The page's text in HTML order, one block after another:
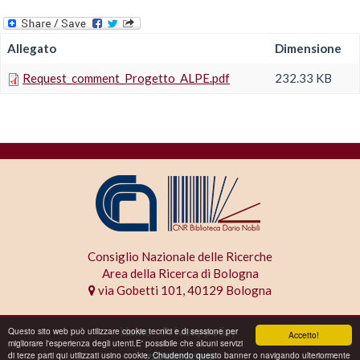
Accetto!
Questo sito web può utilizzare cookie tecnici e di sessione per
migliorare l'esperienza degli utenti.E' possibile che alcuni servizi
di terze parti qui utilizzati usino cookie. Chiudendo questo banner o navigando ulteriormente
Allegato Dimensione
Request_comment_Progetto_ALPE.pdf 232.33 KB
Consiglio Nazionale delle Ricerche
Area della Ricerca di Bologna
via Gobetti 101, 40129 Bologna
Home Privacy policy